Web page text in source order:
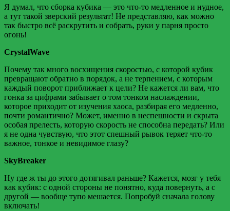
Я думал, что сборка кубика — это что-то медленное и нудное,
а тут такой зверский результат! Не представляю, как можно
так быстро всё раскрутить и собрать, руки у парня просто
огонь!
CrystalWave
Почему так много восхищения скоростью, с которой кубик
превращают обратно в порядок, а не терпением, с которым
каждый поворот приближает к цели? Не кажется ли вам, что
гонка за цифрами забывает о том тонком наслаждении,
которое приходит от изучения хаоса, разбирая его медленно,
почти романтично? Может, именно в неспешности и скрыта
особая прелесть, которую скорость не способна передать? Или
я не одна чувствую, что этот спешный рывок теряет что-то
важное, тонкое и невидимое глазу?
SkyBreaker
Ну где ж ты до этого дотягивал раньше? Кажется, мозг у тебя
как кубик: с одной стороны не понятно, куда повернуть, а с
другой — вообще тупо мешается. Попробуй сначала голову
включать!